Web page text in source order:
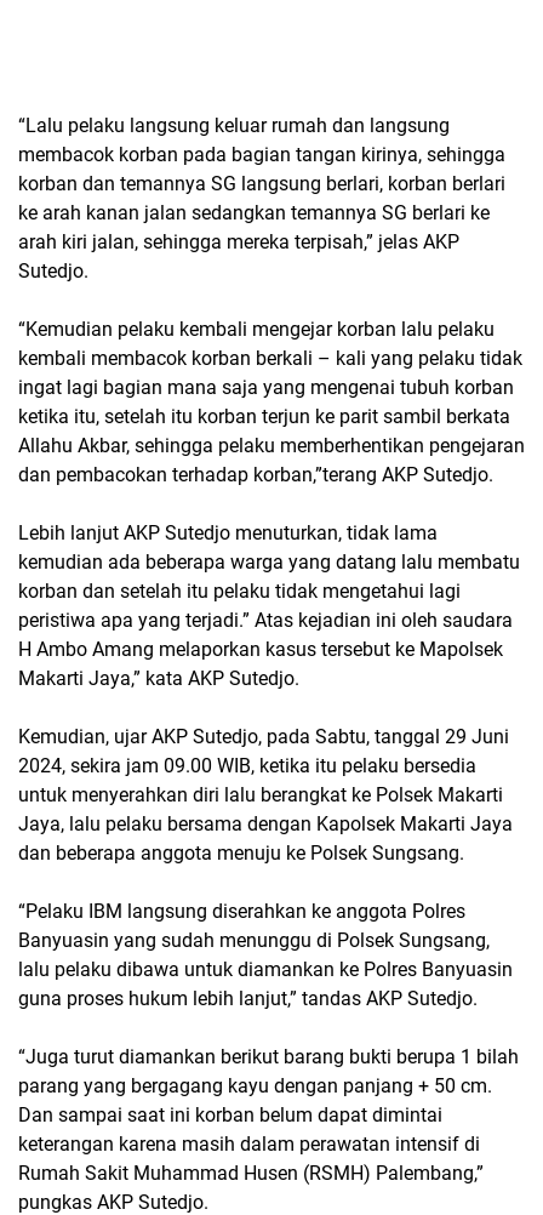
“Lalu pelaku langsung keluar rumah dan langsung
membacok korban pada bagian tangan kirinya, sehingga
korban dan temannya SG langsung berlari, korban berlari
ke arah kanan jalan sedangkan temannya SG berlari ke
arah kiri jalan, sehingga mereka terpisah,” jelas AKP
Sutedjo.
“Kemudian pelaku kembali mengejar korban lalu pelaku
kembali membacok korban berkali – kali yang pelaku tidak
ingat lagi bagian mana saja yang mengenai tubuh korban
ketika itu, setelah itu korban terjun ke parit sambil berkata
Allahu Akbar, sehingga pelaku memberhentikan pengejaran
dan pembacokan terhadap korban,”terang AKP Sutedjo.
Lebih lanjut AKP Sutedjo menuturkan, tidak lama
kemudian ada beberapa warga yang datang lalu membatu
korban dan setelah itu pelaku tidak mengetahui lagi
peristiwa apa yang terjadi.” Atas kejadian ini oleh saudara
H Ambo Amang melaporkan kasus tersebut ke Mapolsek
Makarti Jaya,” kata AKP Sutedjo.
Kemudian, ujar AKP Sutedjo, pada Sabtu, tanggal 29 Juni
2024, sekira jam 09.00 WIB, ketika itu pelaku bersedia
untuk menyerahkan diri lalu berangkat ke Polsek Makarti
Jaya, lalu pelaku bersama dengan Kapolsek Makarti Jaya
dan beberapa anggota menuju ke Polsek Sungsang.
“Pelaku IBM langsung diserahkan ke anggota Polres
Banyuasin yang sudah menunggu di Polsek Sungsang,
lalu pelaku dibawa untuk diamankan ke Polres Banyuasin
guna proses hukum lebih lanjut,” tandas AKP Sutedjo.
“Juga turut diamankan berikut barang bukti berupa 1 bilah
parang yang bergagang kayu dengan panjang + 50 cm.
Dan sampai saat ini korban belum dapat dimintai
keterangan karena masih dalam perawatan intensif di
Rumah Sakit Muhammad Husen (RSMH) Palembang,”
pungkas AKP Sutedjo.